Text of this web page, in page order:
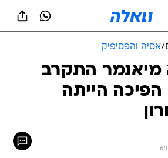
/אסיה והפסיפיק
התקרב
הפיכה הייתה